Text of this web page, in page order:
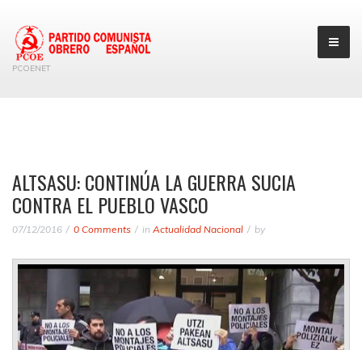
PCOENET
ALTSASU: CONTINÚA LA GUERRA SUCIA
CONTRA EL PUEBLO VASCO
07/12/2016 0 Comments in Actualidad Nacional by